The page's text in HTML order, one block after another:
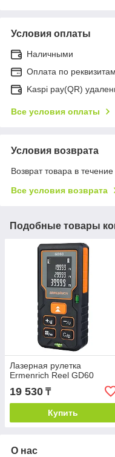
Условия оплаты
Наличными
Оплата по реквизитам
Kaspi pay(QR)
Все условия оплаты
Условия возврата
Возврат товара в
Все условия возврата
Подобные товары
Лазерная рулетка
Ermenrich Reel GD60
19 530 ₸
Купить
О нас